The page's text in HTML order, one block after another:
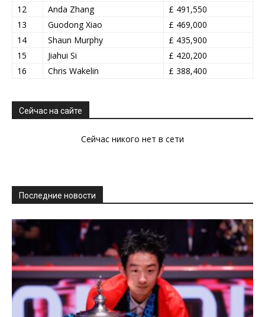
12
Anda Zhang
£ 491,550
13
Guodong Xiao
£ 469,000
14
Shaun Murphy
£ 435,900
15
Jiahui Si
£ 420,200
16
Chris Wakelin £ 388,400
Сейчас на сайте
Сейчас никого нет в сети
Последние новости